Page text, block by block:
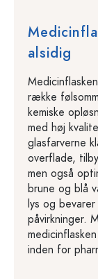
alsidig
række
kemiske
med høj
glasfarverne
overflade,
men også
brune og blå
lys og
påvirkninger.
inden for